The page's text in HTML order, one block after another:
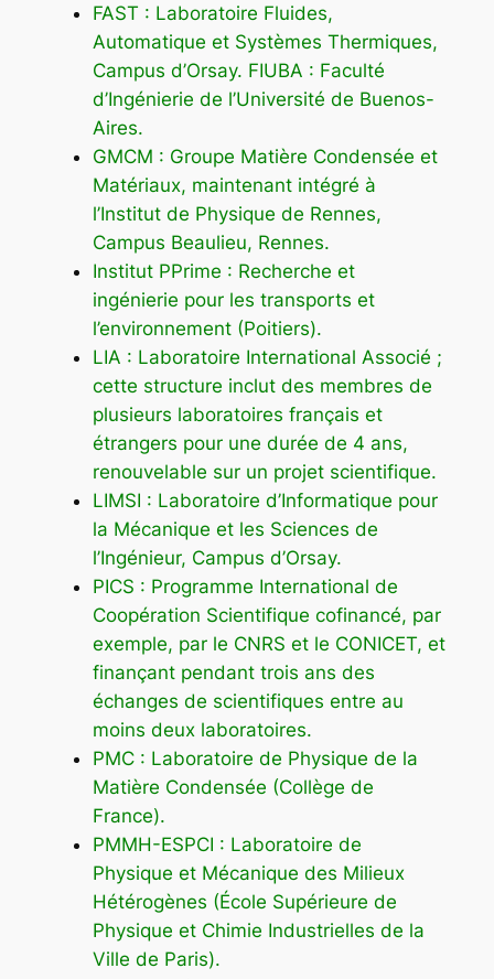
FAST : Laboratoire Fluides,
Automatique et Systèmes Thermiques,
Campus d’Orsay. FIUBA : Faculté
d’Ingénierie de l’Université de Buenos-
Aires.
GMCM : Groupe Matière Condensée et
Matériaux, maintenant intégré à
l’Institut de Physique de Rennes,
Campus Beaulieu, Rennes.
Institut PPrime : Recherche et
ingénierie pour les transports et
l’environnement (Poitiers).
LIA : Laboratoire International Associé ;
cette structure inclut des membres de
plusieurs laboratoires français et
étrangers pour une durée de 4 ans,
renouvelable sur un projet scientifique.
LIMSI : Laboratoire d’Informatique pour
la Mécanique et les Sciences de
l’Ingénieur, Campus d’Orsay.
PICS : Programme International de
Coopération Scientifique cofinancé, par
exemple, par le CNRS et le CONICET, et
finançant pendant trois ans des
échanges de scientifiques entre au
moins deux laboratoires.
PMC : Laboratoire de Physique de la
Matière Condensée (Collège de
France).
PMMH-ESPCI : Laboratoire de
Physique et Mécanique des Milieux
Hétérogènes (École Supérieure de
Physique et Chimie Industrielles de la
Ville de Paris).